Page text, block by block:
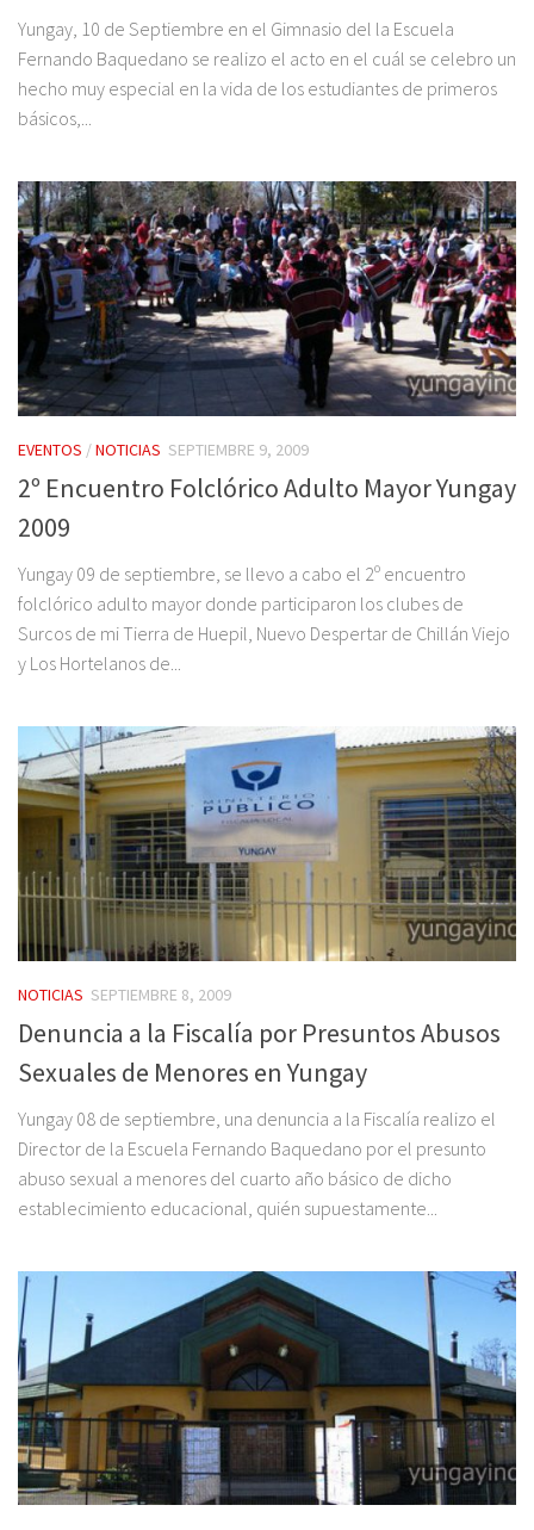
Yungay, 10 de Septiembre en el Gimnasio del la Escuela
Fernando Baquedano se realizo el acto en el cuál se celebro un
hecho muy especial en la vida de los estudiantes de primeros
básicos,...
EVENTOS /NOTICIAS SEPTIEMBRE 9, 2009
2º Encuentro Folclórico Adulto Mayor Yungay
2009
Yungay 09 de septiembre, se llevo a cabo el 2º encuentro
folclórico adulto mayor donde participaron los clubes de
Surcos de mi Tierra de Huepil, Nuevo Despertar de Chillán Viejo
y Los Hortelanos de...
NOTICIAS SEPTIEMBRE 8, 2009
Denuncia a la Fiscalía por Presuntos Abusos
Sexuales de Menores en Yungay
Yungay 08 de septiembre, una denuncia a la Fiscalía realizo el
Director de la Escuela Fernando Baquedano por el presunto
abuso sexual a menores del cuarto año básico de dicho
establecimiento educacional, quién supuestamente...